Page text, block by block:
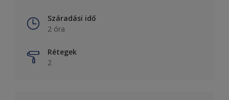
Száradási idő
2 óra
Rétegek
2